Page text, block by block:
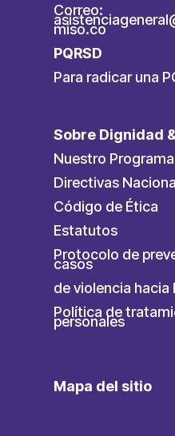
Correo:
miso.co
PQRSD
Para radicar una
Sobre Dignidad
Nuestro Programa
Directivas
Código de Ética
Estatutos
Protocolo de
casos
de violencia hacia
Política de
personales
Mapa del sitio